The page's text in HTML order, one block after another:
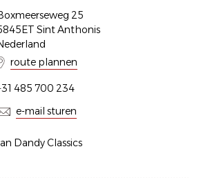
25
Sint Anthonis
route plannen
485 700 234
e-mail sturen
Dandy Classics